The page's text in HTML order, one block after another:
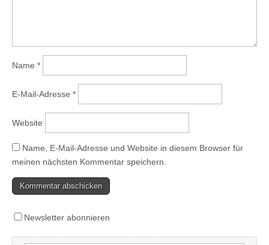
Name *
E-Mail-Adresse *
Website
Name, E-Mail-Adresse und Website in diesem Browser für
meinen nächsten Kommentar speichern.
Newsletter abonnieren